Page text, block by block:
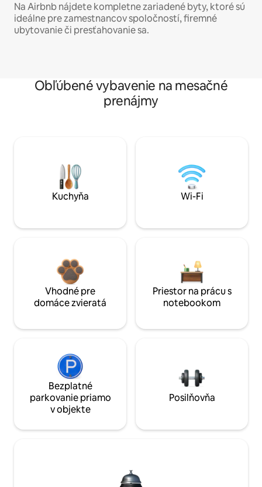
Na Airbnb nájdete kompletne zariadené byty, ktoré sú
ideálne pre zamestnancov spoločností, firemné
ubytovanie či presťahovanie sa.
Obľúbené vybavenie na mesačné
prenájmy
Kuchyňa Wi-Fi
Vhodné pre
domáce zvieratá
Priestor na prácu s
notebookom
Bezplatné
parkovanie priamo
v objekte
Posilňovňa